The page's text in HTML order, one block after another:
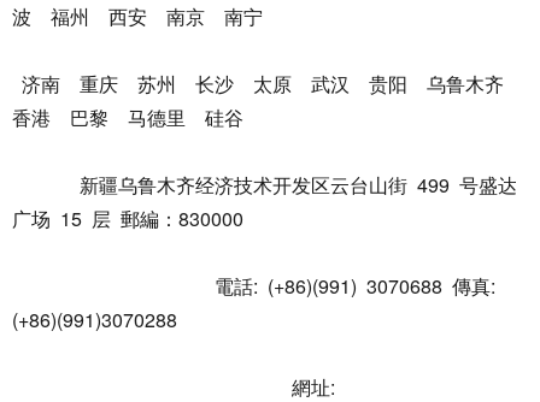
波 福州 西安 南京 南宁
济南 重庆 苏州 长沙 太原 武汉 贵阳 乌鲁木齐
香港 巴黎 马德里 硅谷
新疆乌鲁木齐经济技术开发区云台山街 499 号盛达
广场 15 层 郵編：830000
電話: (+86)(991) 3070688 傳真:
(+86)(991)3070288
網址: